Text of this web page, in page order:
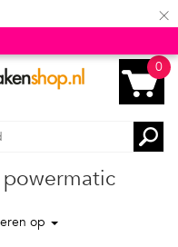
×
0
op